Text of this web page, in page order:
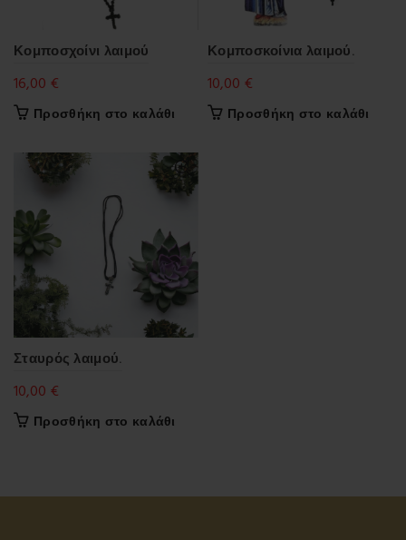
Κομποσχοίνι λαιμού
16,00 €
Προσθήκη στο καλάθι
Κομποσκοίνια λαιμού.
10,00 €
Προσθήκη στο καλάθι
Σταυρός λαιμού.
10,00 €
Προσθήκη στο καλάθι